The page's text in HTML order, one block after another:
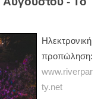
Ηλεκτρονική
προπώληση:
www.riverpar
ty.net